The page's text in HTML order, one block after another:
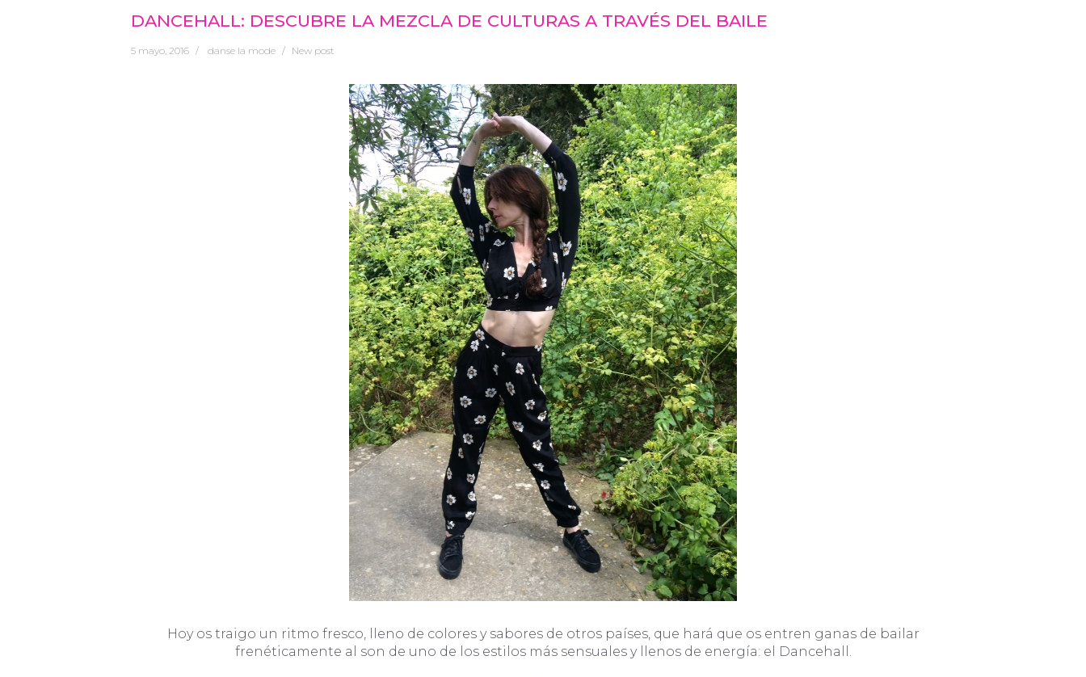
DANCEHALL: DESCUBRE LA MEZCLA DE CULTURAS A TRAVÉS DEL BAILE
5 mayo, 2016 danse la mode New post
Hoy os traigo un ritmo fresco, lleno de colores y sabores de otros países, que hará que os entren ganas de bailar
frenéticamente al son de uno de los estilos más sensuales y llenos de energía: el Dancehall.